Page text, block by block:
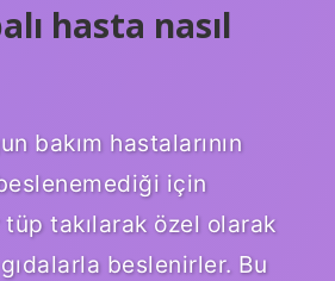
hasta nasıl
bakım hastalarının
için
takılarak özel olarak
beslenirler. Bu